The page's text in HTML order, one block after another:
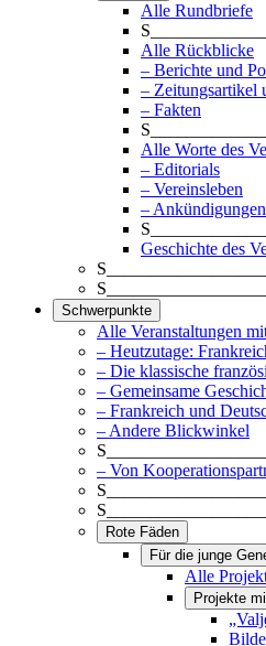
Alle Rundbriefe
Alle Rückblicke
– Berichte und
– Zeitungsartikel
– Fakten
Alle Worte des
– Editorials
– Vereinsleben
– Ankündigungen
Geschichte des
Schwerpunkte
Alle Veranstaltungen
– Heutzutage:
– Die klassische
– Gemeinsame
– Frankreich und
– Andere Blickwinkel
– Von
Rote Fäden
Für die junge
Alle
Projekte